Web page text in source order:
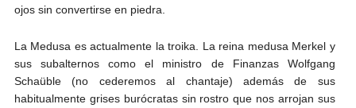
ojos sin convertirse en piedra.
La Medusa es actualmente la troika. La reina medusa Merkel y
sus subalternos como el ministro de Finanzas Wolfgang
Schaüble (no cederemos al chantaje) además de sus
habitualmente grises burócratas sin rostro que nos arrojan sus